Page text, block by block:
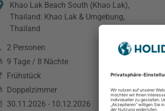
Khao Lak Beach South (Khao Lak),
Thailand: Khao Lak & Umgebung,
Thailand
2 Personen
9 Tage / 8 Nächte
Frühstück
Doppelzimmer
30.11.2026 - 10.12.2026